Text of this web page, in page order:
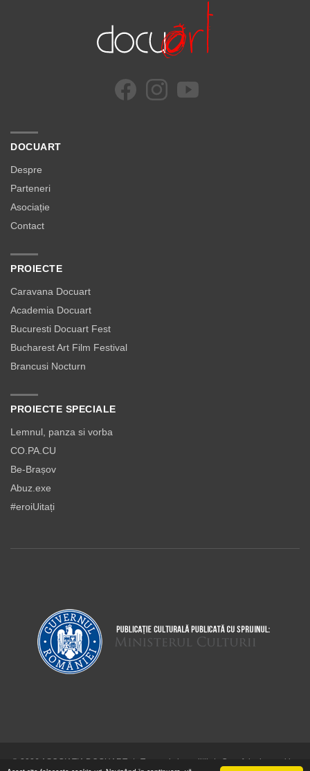
DOCUART
Despre
Parteneri
Asociație
Contact
PROIECTE
Caravana Docuart
Academia Docuart
Bucuresti Docuart Fest
Bucharest Art Film Festival
Brancusi Nocturn
PROIECTE SPECIALE
Lemnul, panza si vorba
CO.PA.CU
Be-Brașov
Abuz.exe
#eroiUitați
© 2026 ASOCIAŢIA DOCUART | Termeni şi condiţii |
Cum folosim cookie-